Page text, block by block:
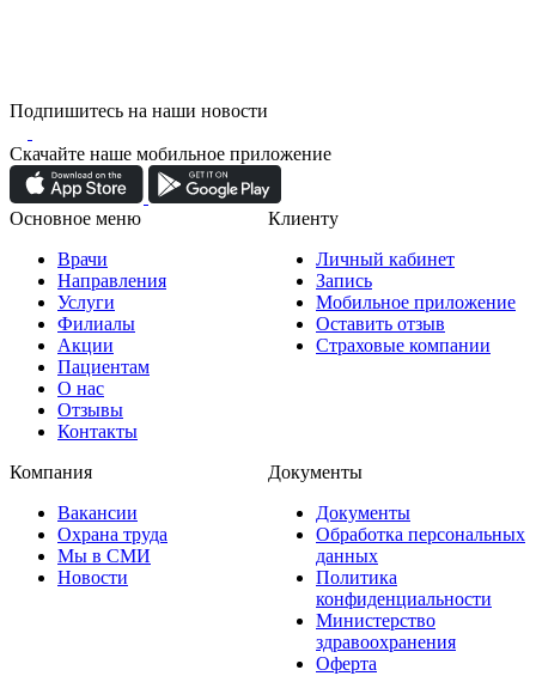
Подпишитесь на наши новости
Скачайте наше мобильное приложение
Основное меню
Врачи
Направления
Услуги
Филиалы
Акции
Пациентам
О нас
Отзывы
Контакты
Клиенту
Личный кабинет
Запись
Мобильное приложение
Оставить отзыв
Страховые компании
Компания
Вакансии
Охрана труда
Мы в СМИ
Новости
Документы
Документы
Обработка персональных
данных
Политика
конфиденциальности
Министерство
здравоохранения
Оферта